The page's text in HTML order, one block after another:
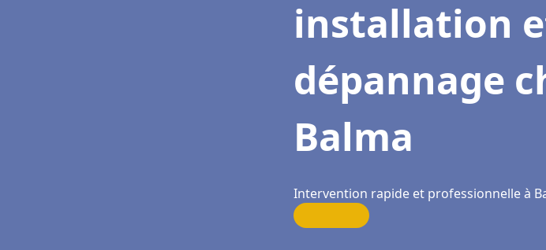
installation
dépannage
Balma
Intervention rapide et professionnelle à